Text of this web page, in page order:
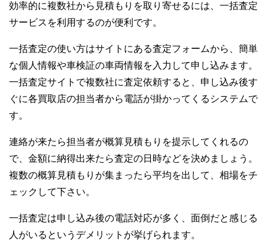
効率的に複数社から見積もりを取り寄せるには、一括査定
サービスを利用するのが便利です。
一括査定の使い方はサイトにある査定フォームから、簡単
な個人情報や車検証の車両情報を入力して申し込みます。
一括査定サイトで複数社に査定依頼すると、申し込み後す
ぐに各買取店の担当者から電話が掛かってくるシステムで
す。
連絡が来たら担当者が概算見積もりを提示してくれるの
で、金額に納得出来たら査定の日時などを決めましょう。
複数の概算見積もりが集まったら平均を出して、相場をチ
ェックして下さい。
一括査定は申し込み後の電話対応が多く、面倒だと感じる
人がいるというデメリットが挙げられます。